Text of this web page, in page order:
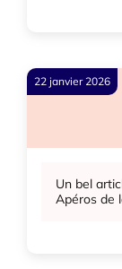
22 janvier 2026
Un bel
Apéros de